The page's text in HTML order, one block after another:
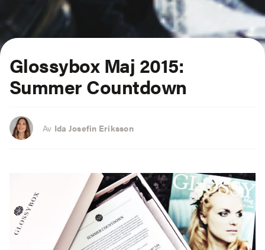
Glossybox Maj 2015:
Summer Countdown
Av Ida Josefin Eriksson